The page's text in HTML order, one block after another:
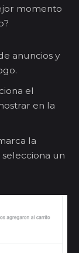
momento
anuncios y
el
en la
la
un